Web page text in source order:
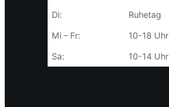
Di: Ruhetag
Mi – Fr: 10-18 Uhr
Sa: 10-14 Uhr